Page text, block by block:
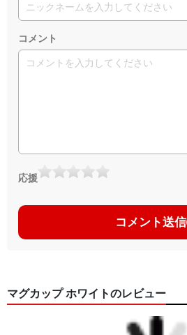
コメント
応援
コメント送信
マグカップ ホワイトのレビュー